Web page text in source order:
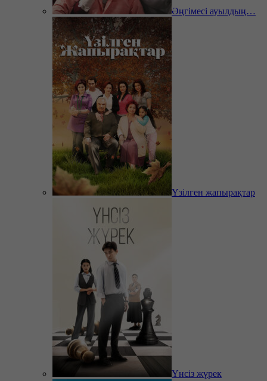
Әңгімесі ауылдың…
Үзілген жапырақтар
Үнсіз жүрек